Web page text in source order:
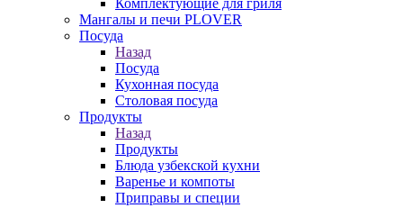
Комплектующие для гриля
Мангалы и печи PLOVER
Посуда
Назад
Посуда
Кухонная посуда
Столовая посуда
Продукты
Назад
Продукты
Блюда узбекской кухни
Варенье и компоты
Приправы и специи